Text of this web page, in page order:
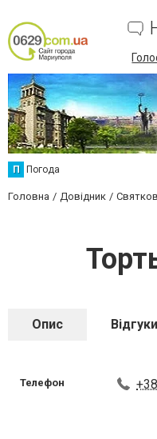
П Погода
Головна Довідник
Опис Відгуки
Телефон